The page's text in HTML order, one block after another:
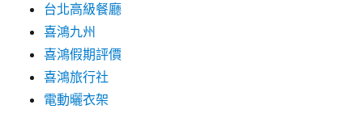
台北高級餐廳
喜鴻九州
喜鴻假期評價
喜鴻旅行社
電動曬衣架